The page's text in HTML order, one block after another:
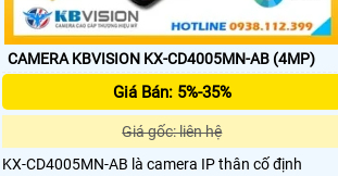
CAMERA KBVISION KX-CD4005MN-AB (4MP)
Giá Bán: 5%-35%
Giá gốc: liên hệ
KX-CD4005MN-AB là camera IP thân cố định